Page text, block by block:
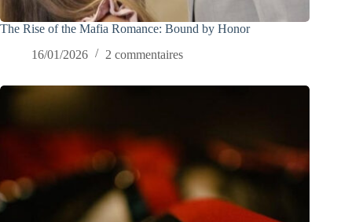
The Rise of the Mafia Romance: Bound by Honor
16/01/2026
2 commentaires